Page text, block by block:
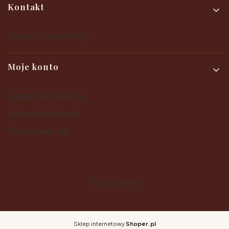
Kontakt
Moje konto
Sklep internetowy Shoper.pl